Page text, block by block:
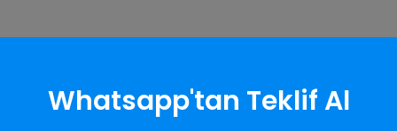
Whatsapp'tan Teklif Al